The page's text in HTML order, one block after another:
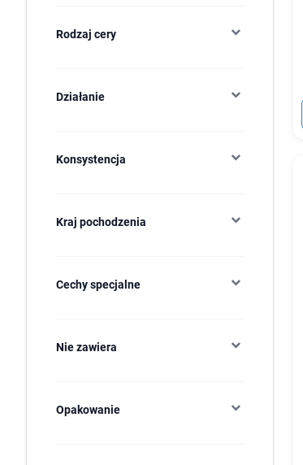
Rodzaj cery
Działanie
Konsystencja
Kraj pochodzenia
Cechy specjalne
Nie zawiera
Opakowanie